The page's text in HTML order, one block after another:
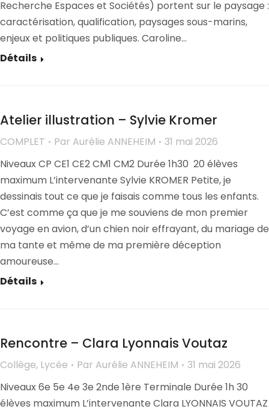
Recherche Espaces et Sociétés) portent sur le paysage :
caractérisation, qualification, paysages sous-marins,
enjeux et politiques publiques. Caroline…
Détails
Atelier illustration – Sylvie Kromer
COMPLET Par Aurélie ANNEHEIM
31 mai 2026
Niveaux CP CE1 CE2 CM1 CM2 Durée 1h30 20 élèves
maximum L’intervenante Sylvie KROMER Petite, je
dessinais tout ce que je faisais comme tous les enfants.
C’est comme ça que je me souviens de mon premier
voyage en avion, d’un chien noir effrayant, du mariage de
ma tante et même de ma première déception
amoureuse…
Détails
Rencontre – Clara Lyonnais Voutaz
Collège, Lycée Par Aurélie ANNEHEIM
31 mai 2026
Niveaux 6e 5e 4e 3e 2nde 1ère Terminale Durée 1h 30
élèves maximum L’intervenante Clara LYONNAIS VOUTAZ